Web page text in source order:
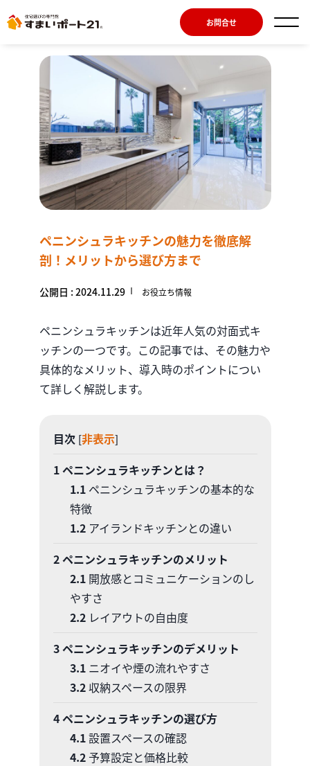
お問合せ
ペニンシュラキッチンの魅力を徹底解
剖！メリットから選び方まで
公開日 : 2024.11.29 お役立ち情報
ペニンシュラキッチンは近年人気の対面式キ
ッチンの一つです。この記事では、その魅力や
具体的なメリット、導入時のポイントについ
て詳しく解説します。
目次 [非表示]
1ペニンシュラキッチンとは？
1.1ペニンシュラキッチンの基本的な
特徴
1.2アイランドキッチンとの違い
2ペニンシュラキッチンのメリット
2.1開放感とコミュニケーションのし
やすさ
2.2レイアウトの自由度
3ペニンシュラキッチンのデメリット
3.1ニオイや煙の流れやすさ
3.2収納スペースの限界
4ペニンシュラキッチンの選び方
4.1設置スペースの確認
4.2予算設定と価格比較